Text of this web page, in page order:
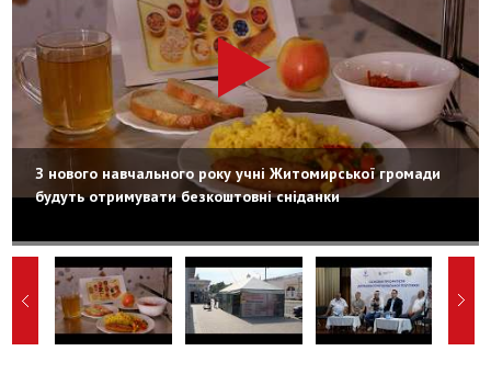
З нового навчального року учні Житомирської громади
будуть отримувати безкоштовні сніданки